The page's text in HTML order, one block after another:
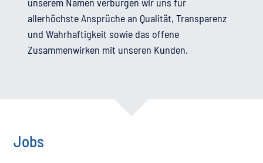
allerhöchste Ansprüche an Qualität, Transparenz
und Wahrhaftigkeit sowie das offene
Zusammenwirken mit unseren Kunden.
Jobs